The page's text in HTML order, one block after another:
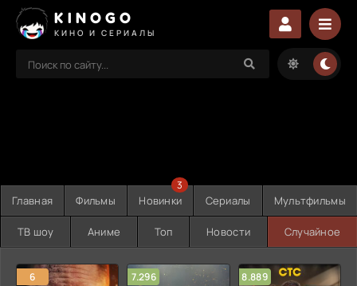
KINOGO
КИНО И СЕРИАЛЫ
Главная Фильмы Новинки
3
Сериалы Мультфильмы
ТВ шоу Аниме Топ Новости Случайное
6 7.296 8.889